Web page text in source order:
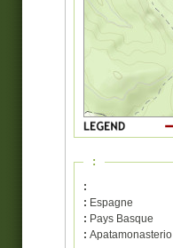
:
:
: Espagne
: Pays Basque
: Apatamonasterio